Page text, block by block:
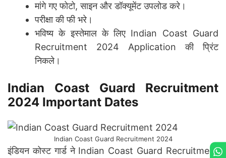
मांगे गए फोटो, साइन और डॉक्यूमेंट उपलोड करे।
परीक्षा की फी भरे।
भविष्य के इस्तेमाल के लिए Indian Coast Guard
Recruitment 2024 Application की प्रिंट
निकले।
Indian Coast Guard Recruitment
2024 Important Dates
Indian Coast Guard Recruitment 2024
इंडियन कोस्ट गार्ड ने Indian Coast Guard Recruitment